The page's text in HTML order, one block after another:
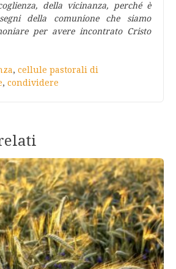
della vicinanza, perché è
della comunione che siamo
per avere incontrato Cristo
, cellule pastorali di
, condividere